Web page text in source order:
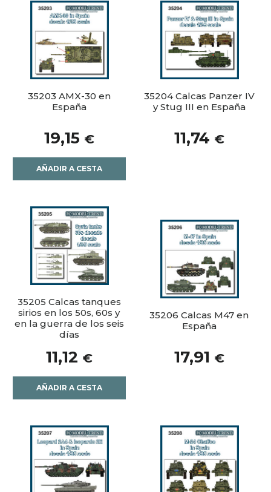
35203 AMX-30 en
España
19,15 €
AÑADIR A CESTA
35204 Calcas Panzer IV
y Stug III en España
11,74 €
35205 Calcas tanques
sirios en los 50s, 60s y
en la guerra de los seis
días
11,12 €
AÑADIR A CESTA
35206 Calcas M47 en
España
17,91 €